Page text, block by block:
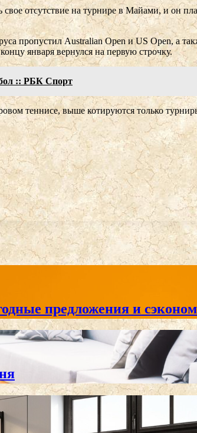
отсутствие на турнире в Майами, и он
пропустил Australian Open и US Open, а
января вернулся на первую строчку.
:: РБК Спорт
теннисе, выше котируются только
предложения и